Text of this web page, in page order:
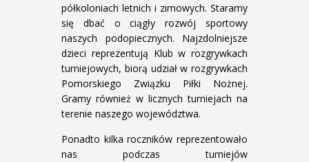
półkoloniach letnich i zimowych. Staramy
się dbać o ciągły rozwój sportowy
naszych podopiecznych. Najzdolniejsze
dzieci reprezentują Klub w rozgrywkach
turniejowych, biorą udział w rozgrywkach
Pomorskiego Związku Piłki Nożnej.
Gramy również w licznych turniejach na
terenie naszego województwa.
Ponadto kilka roczników reprezentowało
nas podczas turniejów